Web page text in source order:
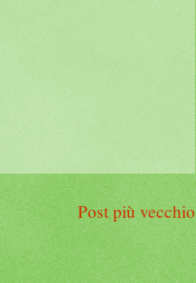
Post più vecchio